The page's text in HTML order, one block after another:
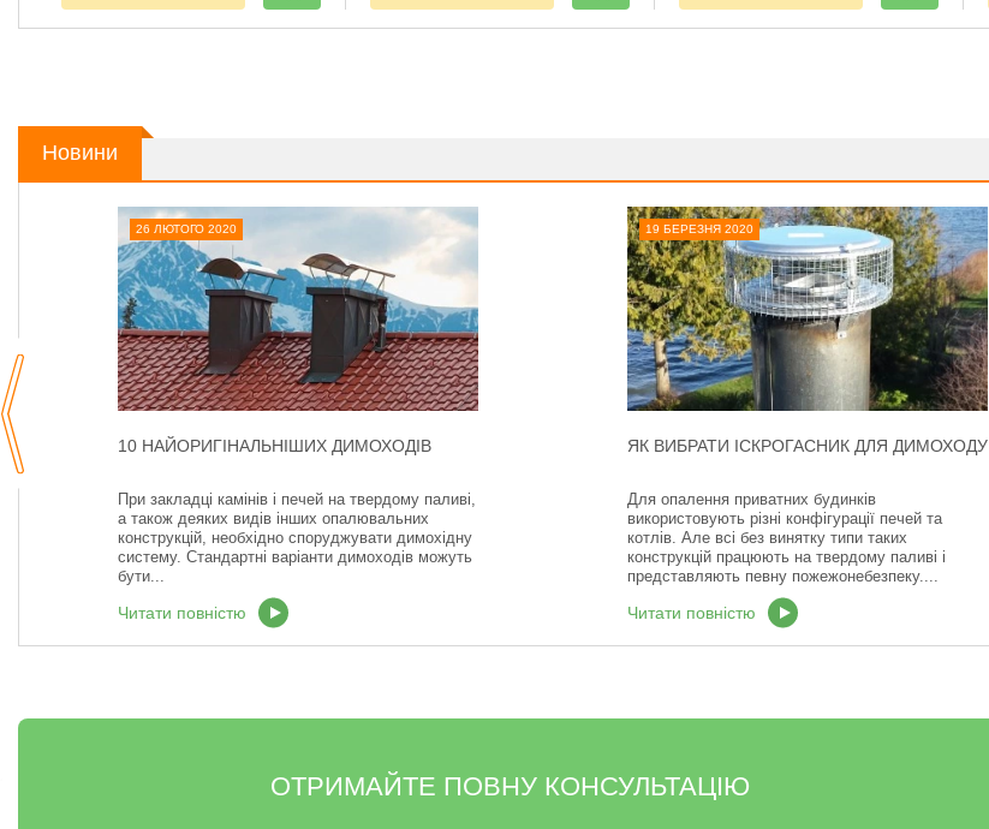
Новини
19 БЕРЕЗНЯ 2020
ЯК ВИБРАТИ ІСКРОГАСНИК ДЛЯ ДИМОХОДУ
Для опалення приватних будинків
використовують різні конфігурації печей та
котлів. Але всі без винятку типи таких
конструкцій працюють на твердому паливі і
представляють певну пожежонебезпеку....
Читати повністю
26 ЛЮТОГО 2020
10 НАЙОРИГІНАЛЬНІШИХ ДИМОХОДІВ
При закладці камінів і печей на твердому паливі,
а також деяких видів інших опалювальних
конструкцій, необхідно споруджувати димохідну
систему. Стандартні варіанти димоходів можуть
бути...
Читати повністю
ОТРИМАЙТЕ ПОВНУ КОНСУЛЬТАЦІЮ